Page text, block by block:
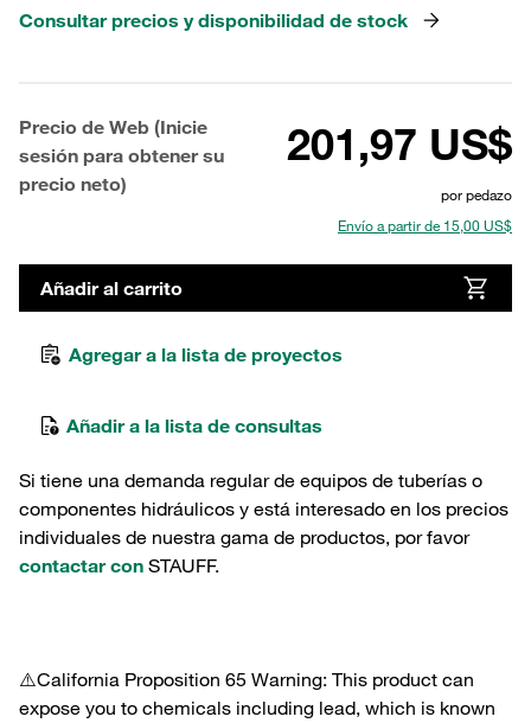
Consultar precios y disponibilidad de stock
Precio de Web (Inicie
sesión para obtener su
precio neto)
201,97 US$
por pedazo
Envío a partir de 15,00 US$
Añadir al carrito
Agregar a la lista de proyectos
Añadir a la lista de consultas
Si tiene una demanda regular de equipos de tuberías o
componentes hidráulicos y está interesado en los precios
individuales de nuestra gama de productos, por favor
contactar con STAUFF.
⚠️California Proposition 65 Warning: This product can
expose you to chemicals including lead, which is known